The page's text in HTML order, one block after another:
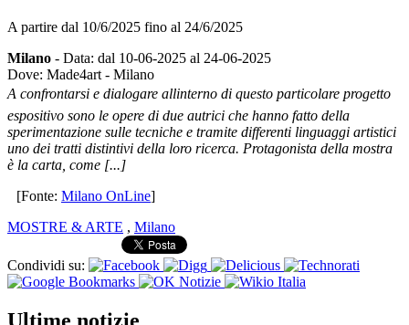
A partire dal 10/6/2025 fino al 24/6/2025
Milano - Data: dal 10-06-2025 al 24-06-2025
Dove: Made4art - Milano
A confrontarsi e dialogare allinterno di questo particolare progetto
espositivo sono le opere di due autrici che hanno fatto della
sperimentazione sulle tecniche e tramite differenti linguaggi artistici
uno dei tratti distintivi della loro ricerca. Protagonista della mostra
è la carta, come [...]
[Fonte: Milano OnLine]
MOSTRE & ARTE , Milano
Condividi su: